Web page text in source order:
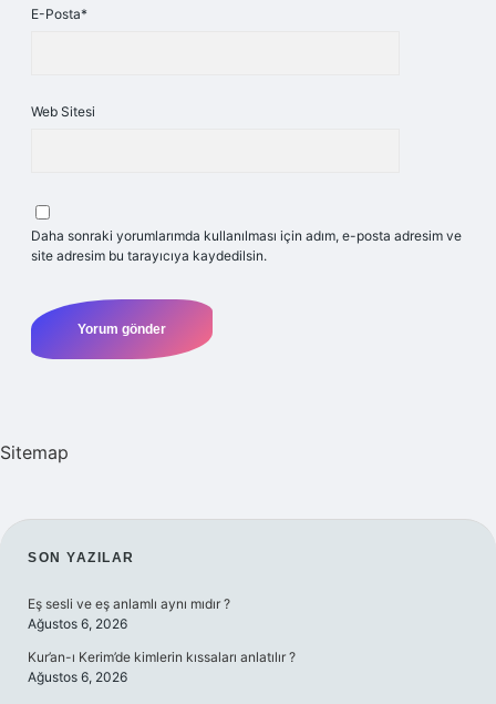
E-Posta*
Web Sitesi
Daha sonraki yorumlarımda kullanılması için adım, e-posta adresim ve
site adresim bu tarayıcıya kaydedilsin.
Sitemap
SIDEBAR
SON YAZILAR
Eş sesli ve eş anlamlı aynı mıdır ?
Ağustos 6, 2026
Kur’an-ı Kerim’de kimlerin kıssaları anlatılır ?
Ağustos 6, 2026